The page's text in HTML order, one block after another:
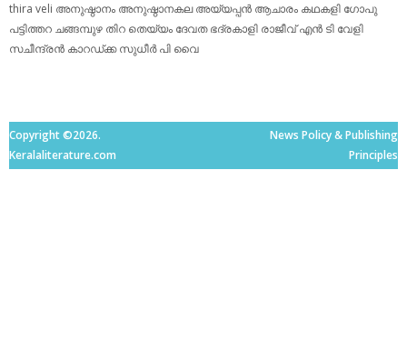
thira veli അനുഷ്ഠാനം അനുഷ്ഠാനകല അയ്യപ്പന്‍ ആചാരം കഥകളി ഗോപു
പട്ടിത്തറ ചങ്ങമ്പുഴ തിറ തെയ്യം ദേവത ഭദ്രകാളി രാജീവ് എൻ ടി വേളി
സചീന്ദ്രന്‍ കാറഡ്ക്ക സുധീര്‍ പി വൈ
Copyright ©2026.
Keralaliterature.com
News Policy & Publishing
Principles